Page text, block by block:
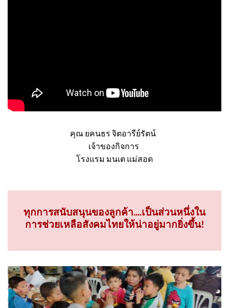
คุณ ยคนธร จิตอารีย์รัตน์
ทุกการสนับสนุนของลูกค้า....เป็นส่วนหนึ่งใน